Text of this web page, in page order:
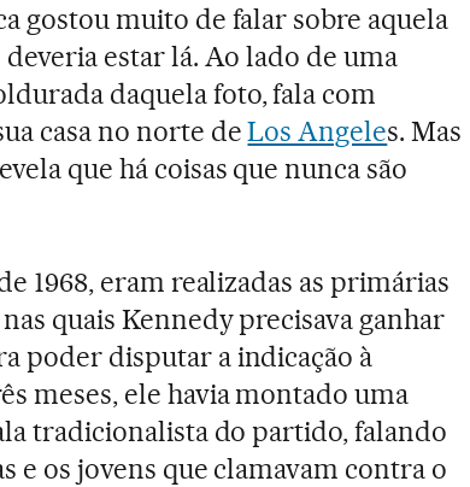
gostou muito de falar sobre aquela
estar lá. Ao lado de uma
daquela foto, fala com
casa no norte deLos Angeles. Mas
que há coisas que nunca são
1968, eram realizadas as primárias
quais Kennedy precisava ganhar
poder disputar a indicação à
meses, ele havia montado uma
tradicionalista do partido, falando
e os jovens que clamavam contra o